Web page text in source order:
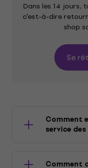
Dans les 14 jours,
c'est-à-dire
shop
Se
Comment
service
par téléphone au:
Comment